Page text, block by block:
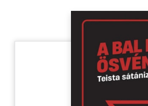
Hobbi, szabadidő